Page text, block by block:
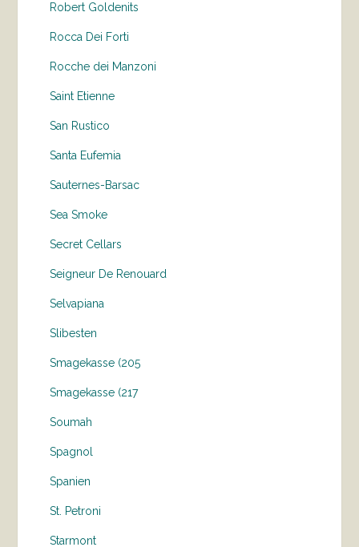
Robert Goldenits
Rocca Dei Forti
Rocche dei Manzoni
Saint Etienne
San Rustico
Santa Eufemia
Sauternes-Barsac
Sea Smoke
Secret Cellars
Seigneur De Renouard
Selvapiana
Slibesten
Smagekasse (205
Smagekasse (217
Soumah
Spagnol
Spanien
St. Petroni
Starmont